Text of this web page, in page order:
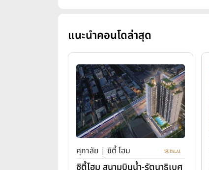
แนะนำคอนโดล่าสุด
ศุภาลัย | ซิตี้ โฮม
ซิตี้โฮม สนามบินน้ำ-รัตนาธิเบศ